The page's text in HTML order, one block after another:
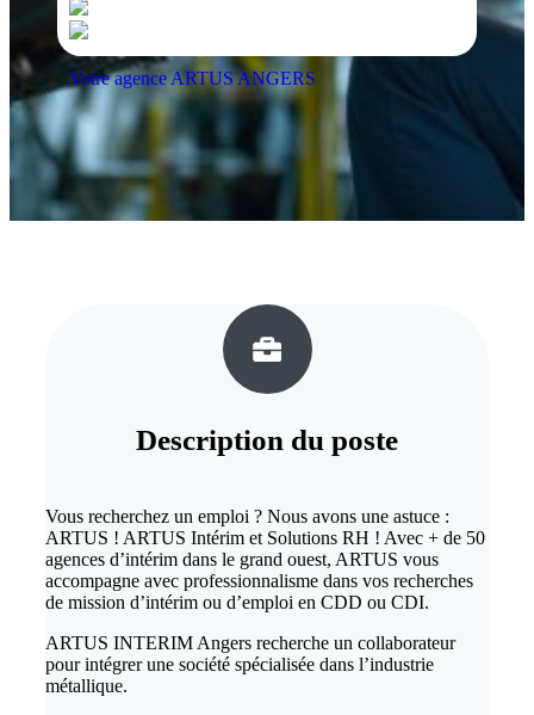
Votre agence ARTUS ANGERS
Description du poste
Vous recherchez un emploi ? Nous avons une astuce :
ARTUS ! ARTUS Intérim et Solutions RH ! Avec + de 50
agences d’intérim dans le grand ouest, ARTUS vous
accompagne avec professionnalisme dans vos recherches
de mission d’intérim ou d’emploi en CDD ou CDI.
ARTUS INTERIM Angers recherche un collaborateur
pour intégrer une société spécialisée dans l’industrie
métallique.